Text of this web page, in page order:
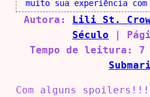
muito sua experiência
Autora: Lili St.
Século |
Tempo de leitura: 7
Com alguns spoilers!!!